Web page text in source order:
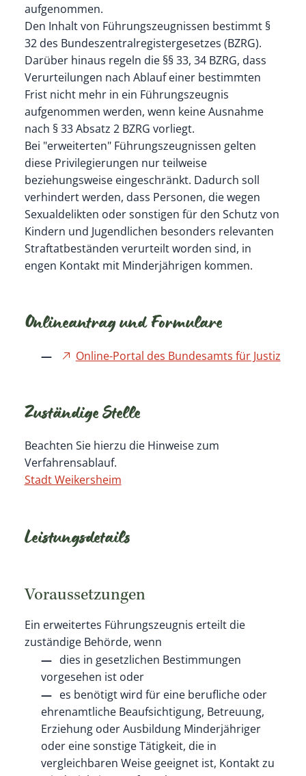
aufgenommen.
Den Inhalt von Führungszeugnissen bestimmt §
32 des Bundeszentralregistergesetzes (BZRG).
Darüber hinaus regeln die §§ 33, 34 BZRG, dass
Verurteilungen nach Ablauf einer bestimmten
Frist nicht mehr in ein Führungszeugnis
aufgenommen werden, wenn keine Ausnahme
nach § 33 Absatz 2 BZRG vorliegt.
Bei "erweiterten" Führungszeugnissen gelten
diese Privilegierungen nur teilweise
beziehungsweise eingeschränkt. Dadurch soll
verhindert werden, dass Personen, die wegen
Sexualdelikten oder sonstigen für den Schutz von
Kindern und Jugendlichen besonders relevanten
Straftatbeständen verurteilt worden sind, in
engen Kontakt mit Minderjährigen kommen.
Onlineantrag und Formulare
Online-Portal des Bundesamts für Justiz
Zuständige Stelle
Beachten Sie hierzu die Hinweise zum
Verfahrensablauf.
Stadt Weikersheim
Leistungsdetails
Voraussetzungen
Ein erweitertes Führungszeugnis erteilt die
zuständige Behörde, wenn
dies in gesetzlichen Bestimmungen
vorgesehen ist oder
es benötigt wird für eine berufliche oder
ehrenamtliche Beaufsichtigung, Betreuung,
Erziehung oder Ausbildung Minderjähriger
oder eine sonstige Tätigkeit, die in
vergleichbaren Weise geeignet ist, Kontakt zu